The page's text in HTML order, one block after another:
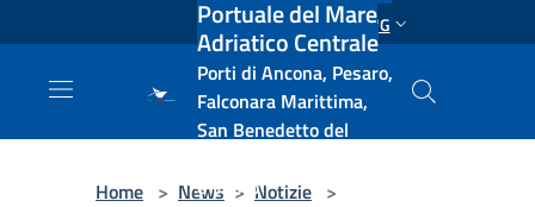
Salta al contenuto principale ENG
Portuale del Mare
Adriatico Centrale
Porti di Ancona, Pesaro,
Falconara Marittima,
San Benedetto del
e Vasto
Home > News > Notizie >